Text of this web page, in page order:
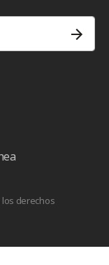
los derechos